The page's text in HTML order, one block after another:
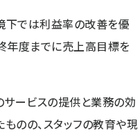
下では利益率の改善を優
年度までに売上高目標を
サービスの提供と業務の効
のの、スタッフの教育や現